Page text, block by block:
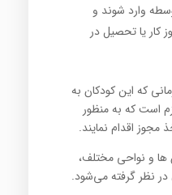
وارد شوند و
کار یا تحصیل در
که این کودکان به
است که به منظور
مجوز اقدام نمایند.
ها و نواحی مختلف،